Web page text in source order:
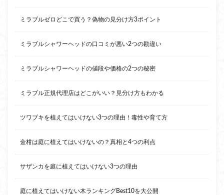
ミラブルゼロどこで買う？偽物の見分け方3ポイント
ミラブルシャワーヘッドの口コミが悪い2つの勘違い
ミラブルシャワーヘッドの値段や価格の2つの秘密
ミラブル正規代理店はどこがいい？見分け方もわかる
ツワブキを植えてはいけない3つの理由！毒性や育て方
金柑は庭に植えてはいけないの？真相と4つの利点
サザンカを庭に植えてはいけない3つの理由
庭に植えてはいけない木ランキングBest10を大公開